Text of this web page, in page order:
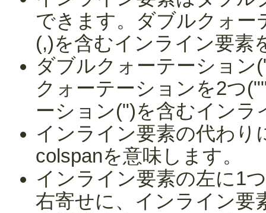
できます。ダブルクォ
(,)を含むインライン要素
ダブルクォーテーショ
クォーテーションを2つ
ーション(")を含むイン
インライン要素の代わり
colspanを意味します。
インライン要素の左に1
右寄せに、インライン要